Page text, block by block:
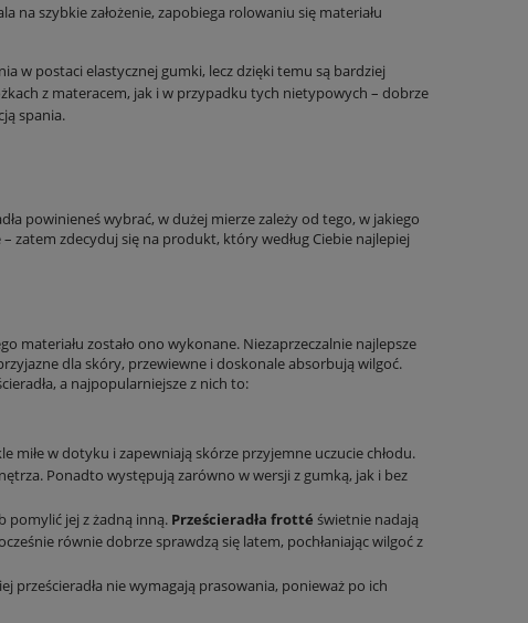
beżowa z guziczkami
120,90 zł
na szybkie założenie, zapobiega rolowaniu się materiału
w postaci elastycznej gumki, lecz dzięki temu są bardziej
z materacem, jak i w przypadku tych nietypowych – dobrze
spania.
powinieneś wybrać, w dużej mierze zależy od tego, w jakiego
zatem zdecyduj się na produkt, który według Ciebie najlepiej
materiału zostało ono wykonane. Niezaprzeczalnie najlepsze
dla skóry, przewiewne i doskonale absorbują wilgoć.
a najpopularniejsze z nich to:
miłe w dotyku i zapewniają skórze przyjemne uczucie chłodu.
Ponadto występują zarówno w wersji z gumką, jak i bez
pomylić jej z żadną inną. Prześcieradła frotté świetnie nadają
równie dobrze sprawdzą się latem, pochłaniając wilgoć z
prześcieradła nie wymagają prasowania, ponieważ po ich